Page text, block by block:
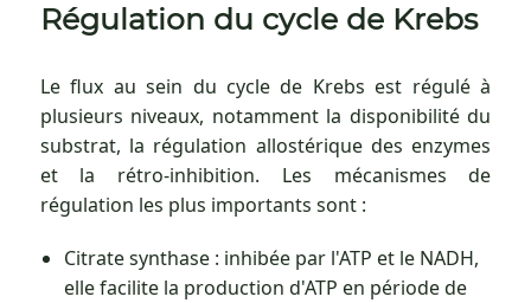
Régulation du cycle de Krebs
Le flux au sein du cycle de Krebs est régulé à
plusieurs niveaux, notamment la disponibilité du
substrat, la régulation allostérique des enzymes
et la rétro-inhibition. Les mécanismes de
régulation les plus importants sont :
Citrate synthase : inhibée par l'ATP et le NADH,
elle facilite la production d'ATP en période de